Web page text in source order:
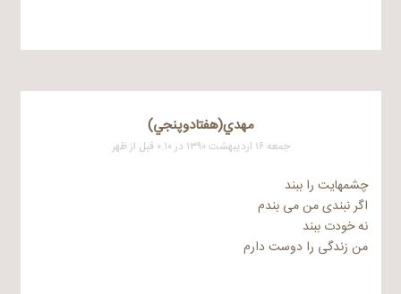
مهدي(هفتادوپنجي)
جمعه ۱۶ اردیبهشت ۱۳۹۰ در ۰:۱۰ قبل از ظهر
چشمهایت را ببند
اگر نبندی من می بندم
نه خودت ببند
من زندگی را دوست دارم